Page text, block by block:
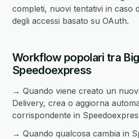
completi, nuovi tentativi in caso
degli accessi basato su OAuth.
Workflow popolari tra
Speedoexpress
→ Quando viene creato un
Delivery, crea o aggiorna
corrispondente in
→ Quando qualcosa cambia in